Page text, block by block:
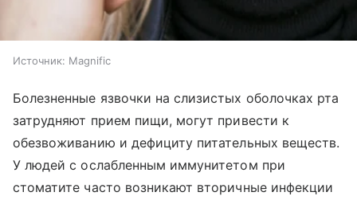
Источник: Magnific
Болезненные язвочки на слизистых оболочках рта
затрудняют прием пищи, могут привести к
обезвоживанию и дефициту питательных веществ.
У людей с ослабленным иммунитетом при
стоматите часто возникают вторичные инфекции